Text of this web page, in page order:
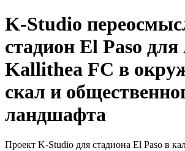
K-Studio
стадион El Paso
Kallithea FC в
скал и
ландшафта
Проект K-Studio для стадиона El Paso в